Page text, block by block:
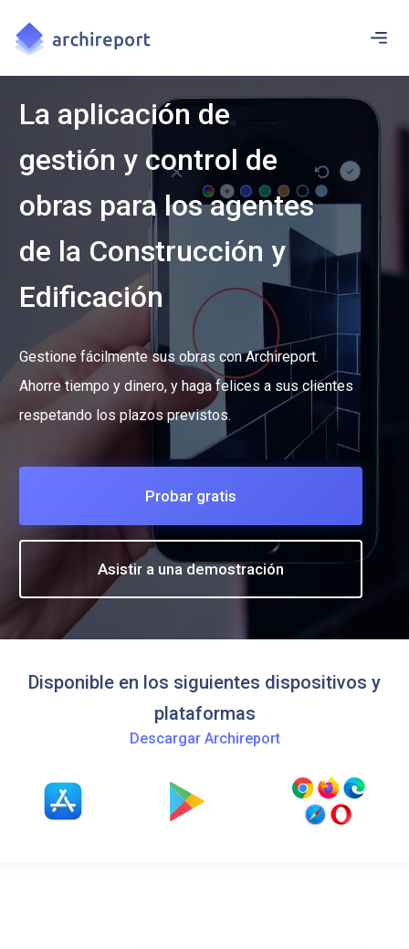
La aplicación de
gestión y control de
obras para los agentes
de la Construcción y
Edificación
Gestione fácilmente sus obras con Archireport.
Ahorre tiempo y dinero, y haga felices a sus clientes
respetando los plazos previstos.
Probar gratis
Asistir a una demostración
Disponible en los siguientes dispositivos y
plataformas
Descargar Archireport